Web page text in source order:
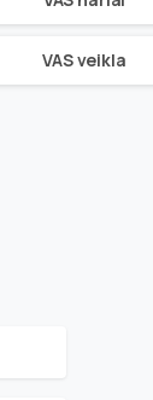
VAS veikla